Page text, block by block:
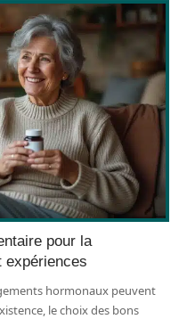
pour la
expériences
hormonaux peuvent
le choix des bons